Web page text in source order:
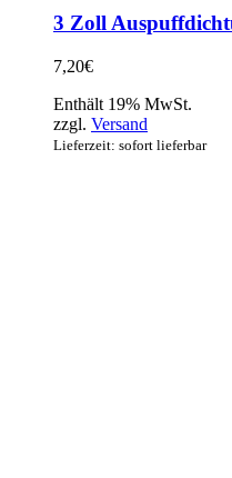
3 Zoll
7,20€
Enthält 19% MwSt.
zzgl. Versand
Lieferzeit: sofort lieferbar